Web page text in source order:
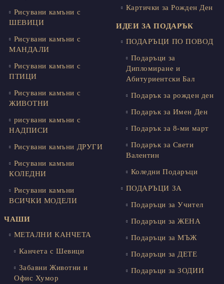
Рисувани камъни с
ШЕВИЦИ
Рисувани камъни с
МАНДАЛИ
Рисувани камъни с
ПТИЦИ
Рисувани камъни с
ЖИВОТНИ
рисувани камъни с
НАДПИСИ
Рисувани камъни ДРУГИ
Рисувани камъни
КОЛЕДНИ
Рисувани камъни
ВСИЧКИ МОДЕЛИ
ЧАШИ
МЕТАЛНИ КАНЧЕТА
Канчета с Шевици
Забавни Животни и
Офис Хумор
Картички за Рожден Ден
ИДЕИ ЗА ПОДАРЪК
ПОДАРЪЦИ ПО ПОВОД
Подаръци за
Дипломиране и
Абитуриентски Бал
Подарък за рожден ден
Подарък за Имен Ден
Подарък за 8-ми март
Подарък за Свети
Валентин
Коледни Подаръци
ПОДАРЪЦИ ЗА
Подаръци за Учител
Подаръци за ЖЕНА
Подаръци за МЪЖ
Подаръци за ДЕТЕ
Подаръци за ЗОДИИ